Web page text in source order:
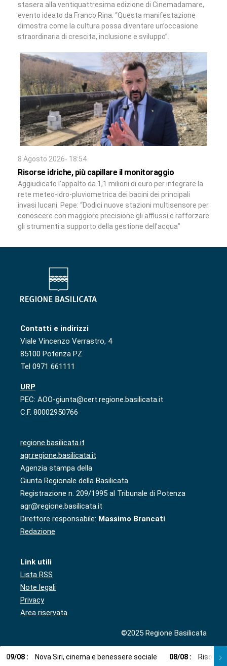
stasera alla ventiquattresima edizione di Cinemadamare,
evento ideato da Franco Rina. “Questa manifestazione
dimostra come la cultura possa diventare un’occasione
straordinaria di crescita, inclusione e sviluppo”.
8 Agosto 2026- 18:54
Risorse idriche, più capillare il monitoraggio
Aggiudicato l’appalto da 1,1 milioni di euro per integrare la
rete meteo-idro-pluviometrica dei bacini dei principali
invasi lucani. Pepe: “Dodici nuove stazioni multisensore per
conoscere con maggiore precisione gli afflussi e rafforzare
gli strumenti a supporto della gestione dell’acqua”
Contatti e indirizzi
Viale Vincenzo Verrastro, 4
85100 Potenza PZ
Tel 0971 661111
URP
PEC: AOO-giunta@cert.regione.basilicata.it
C.F. 80002950766
regione.basilicata.it
agr.regione.basilicata.it
Agenzia stampa della
Giunta Regionale della Basilicata
Registrazione n. 209/1995 al Tribunale di Potenza
agr@regione.basilicata.it
Direttore responsabile: Massimo Brancati
Redazione
Link utili
Lista RSS
Note legali
Privacy
Area riservata
©2025 Regione Basilicata
09/08 : Nova Siri, cinema e benessere sociale 08/08 : Risorse